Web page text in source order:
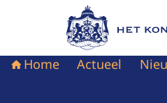
Naar de
Home Actueel